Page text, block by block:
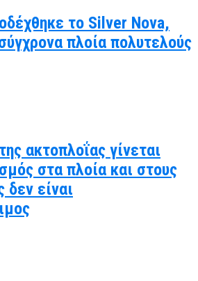
το Silver Nova,
πλοία πολυτελούς
ακτοπλοΐας γίνεται
στα πλοία και στους
είναι